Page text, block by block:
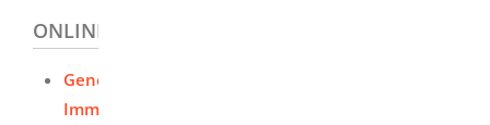
ONLINEANTRAG UND FORMULARE
Genehmigung nach dem Bundes-
Immissionsschutzgesetz beantragen